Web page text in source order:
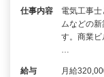
仕事内容
電気工事
ムなどの新
す。商業ビ
…
給与 月給